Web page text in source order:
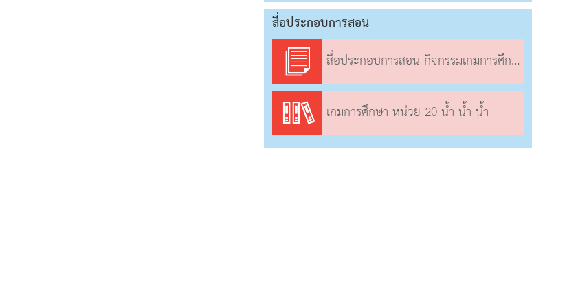
สื่อประกอบการสอน
สื่อประกอบการสอน กิจกรรมเกมการศึกษา
เกมการศึกษา หน่วย 20 น้ำ น้ำ น้ำ